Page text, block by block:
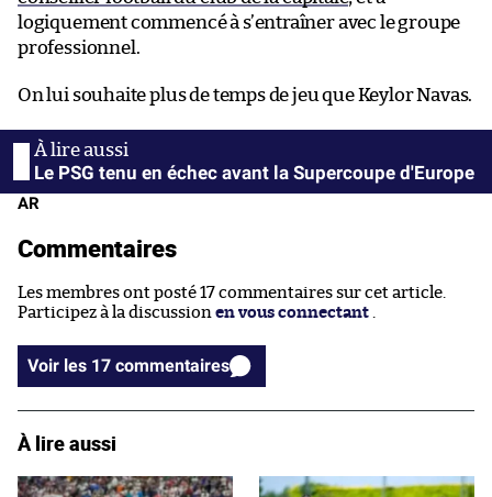
logiquement commencé à s’entraîner avec le groupe
professionnel.
On lui souhaite plus de temps de jeu que Keylor Navas.
Le PSG tenu en échec avant la Supercoupe d'Europe
AR
Commentaires
Les membres ont posté 17 commentaires sur cet article.
Participez à la discussion en vous connectant
Voir les 17 commentaires
À lire aussi